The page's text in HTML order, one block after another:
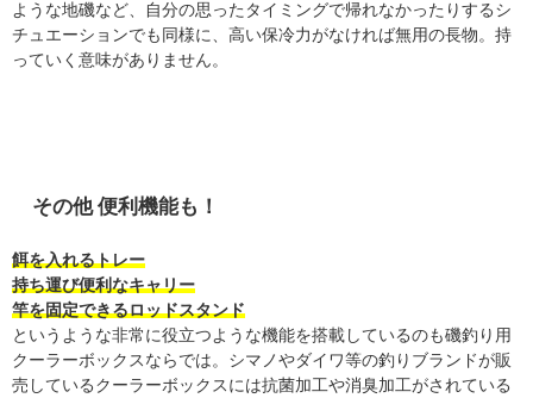
ような地磯など、自分の思ったタイミングで帰れなかったりするシ
チュエーションでも同様に、高い保冷力がなければ無用の長物。持
っていく意味がありません。
その他 便利機能も！
餌を入れるトレー
持ち運び便利なキャリー
竿を固定できるロッドスタンド
というような非常に役立つような機能を搭載しているのも磯釣り用
クーラーボックスならでは。シマノやダイワ等の釣りブランドが販
売しているクーラーボックスには抗菌加工や消臭加工がされている